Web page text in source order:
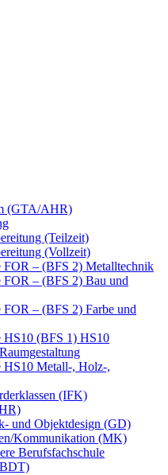
(GTA/AHR)
(Teilzeit)
(Vollzeit)
FOR – (BFS 2) Metalltechnik
FOR – (BFS 2) Bau und
FOR – (BFS 2) Farbe und
HS10 (BFS 1) HS10
HS10 Metall-, Holz-,
(IFK)
und Objektdesign (GD)
Kommunikation (MK)
Berufsfachschule